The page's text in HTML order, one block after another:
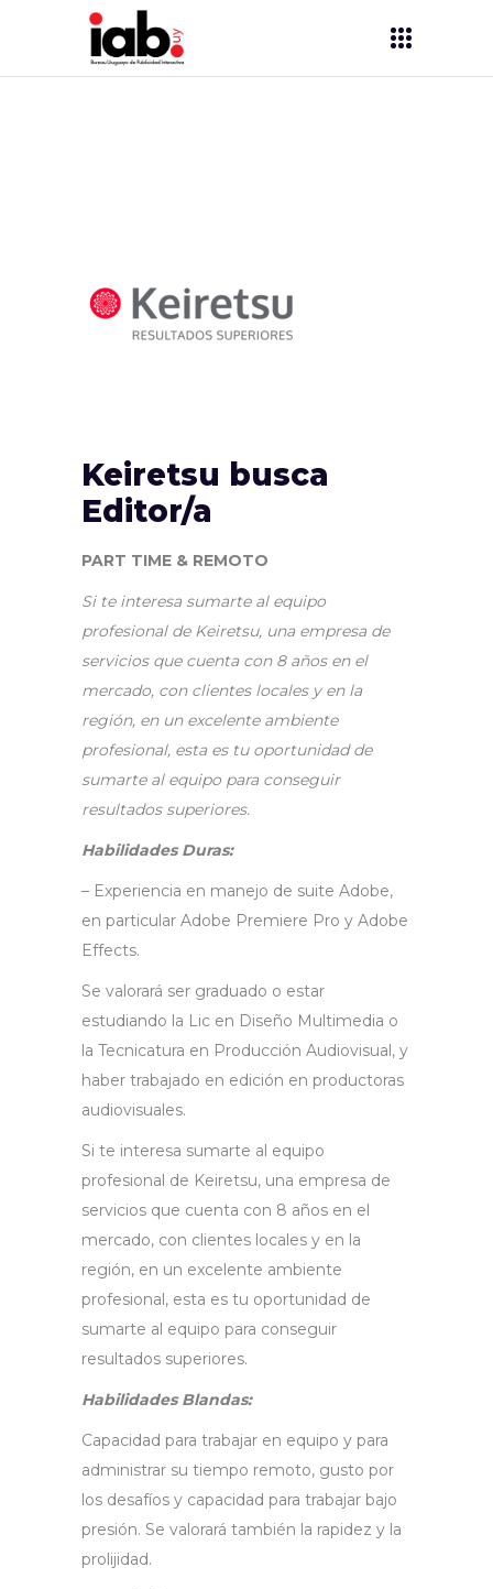
Keiretsu busca
Editor/a
PART TIME & REMOTO
Si te interesa sumarte al equipo
profesional de Keiretsu, una empresa de
servicios que cuenta con 8 años en el
mercado, con clientes locales y en la
región, en un excelente ambiente
profesional, esta es tu oportunidad de
sumarte al equipo para conseguir
resultados superiores.
Habilidades Duras:
– Experiencia en manejo de suite Adobe,
en particular Adobe Premiere Pro y Adobe
Effects.
Se valorará ser graduado o estar
estudiando la Lic en Diseño Multimedia o
la Tecnicatura en Producción Audiovisual, y
haber trabajado en edición en productoras
audiovisuales.
Si te interesa sumarte al equipo
profesional de Keiretsu, una empresa de
servicios que cuenta con 8 años en el
mercado, con clientes locales y en la
región, en un excelente ambiente
profesional, esta es tu oportunidad de
sumarte al equipo para conseguir
resultados superiores.
Habilidades Blandas:
Capacidad para trabajar en equipo y para
administrar su tiempo remoto, gusto por
los desafíos y capacidad para trabajar bajo
presión. Se valorará también la rapidez y la
prolijidad.